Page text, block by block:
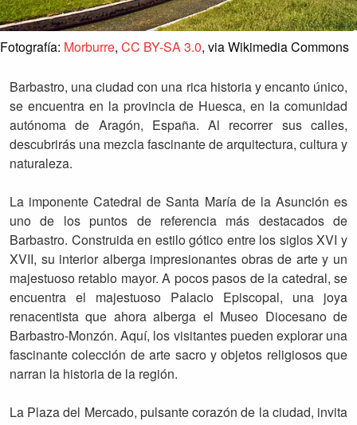
Fotografía: Morburre, CC BY-SA 3.0, via Wikimedia Commons
Barbastro, una ciudad con una rica historia y encanto único,
se encuentra en la provincia de Huesca, en la comunidad
autónoma de Aragón, España. Al recorrer sus calles,
descubrirás una mezcla fascinante de arquitectura, cultura y
naturaleza.
La imponente Catedral de Santa María de la Asunción es
uno de los puntos de referencia más destacados de
Barbastro. Construida en estilo gótico entre los siglos XVI y
XVII, su interior alberga impresionantes obras de arte y un
majestuoso retablo mayor. A pocos pasos de la catedral, se
encuentra el majestuoso Palacio Episcopal, una joya
renacentista que ahora alberga el Museo Diocesano de
Barbastro-Monzón. Aquí, los visitantes pueden explorar una
fascinante colección de arte sacro y objetos religiosos que
narran la historia de la región.
La Plaza del Mercado, pulsante corazón de la ciudad, invita